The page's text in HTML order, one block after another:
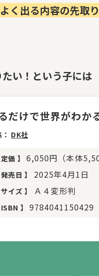
く出る内容の先取
い！という子には
だけで世界がわか
DK社
定価 】 6,050円（本体
発売日 】 2025年4月1日
サイズ 】 Ａ４変形判
ISBN 】 9784041150429